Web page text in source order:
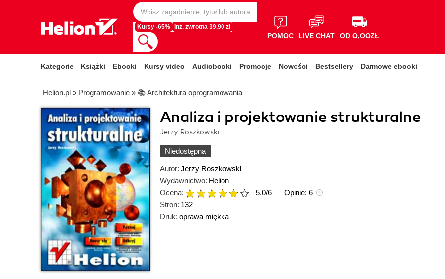
Kursy -65% Inż. zwrotna 39,90 zł
POMOC LIVE CHAT OD O,OOZŁ
Kategorie Książki Ebooki Kursy video Audiobooki Promocje Nowości Bestsellery Darmowe ebooki
Helion.pl » Programowanie » 📚 Architektura oprogramowania
Analiza i projektowanie strukturalne
Jerzy Roszkowski
Niedostępna
Autor: Jerzy Roszkowski
Wydawnictwo: Helion
Ocena:
5.0/6 Opinie: 6
Stron: 132
Druk: oprawa miękka